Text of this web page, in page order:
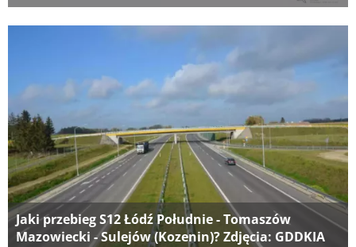
Jaki przebieg S12 Łódź Południe - Tomaszów
Mazowiecki - Sulejów (Kozenin)? Zdjęcia: GDDKIA